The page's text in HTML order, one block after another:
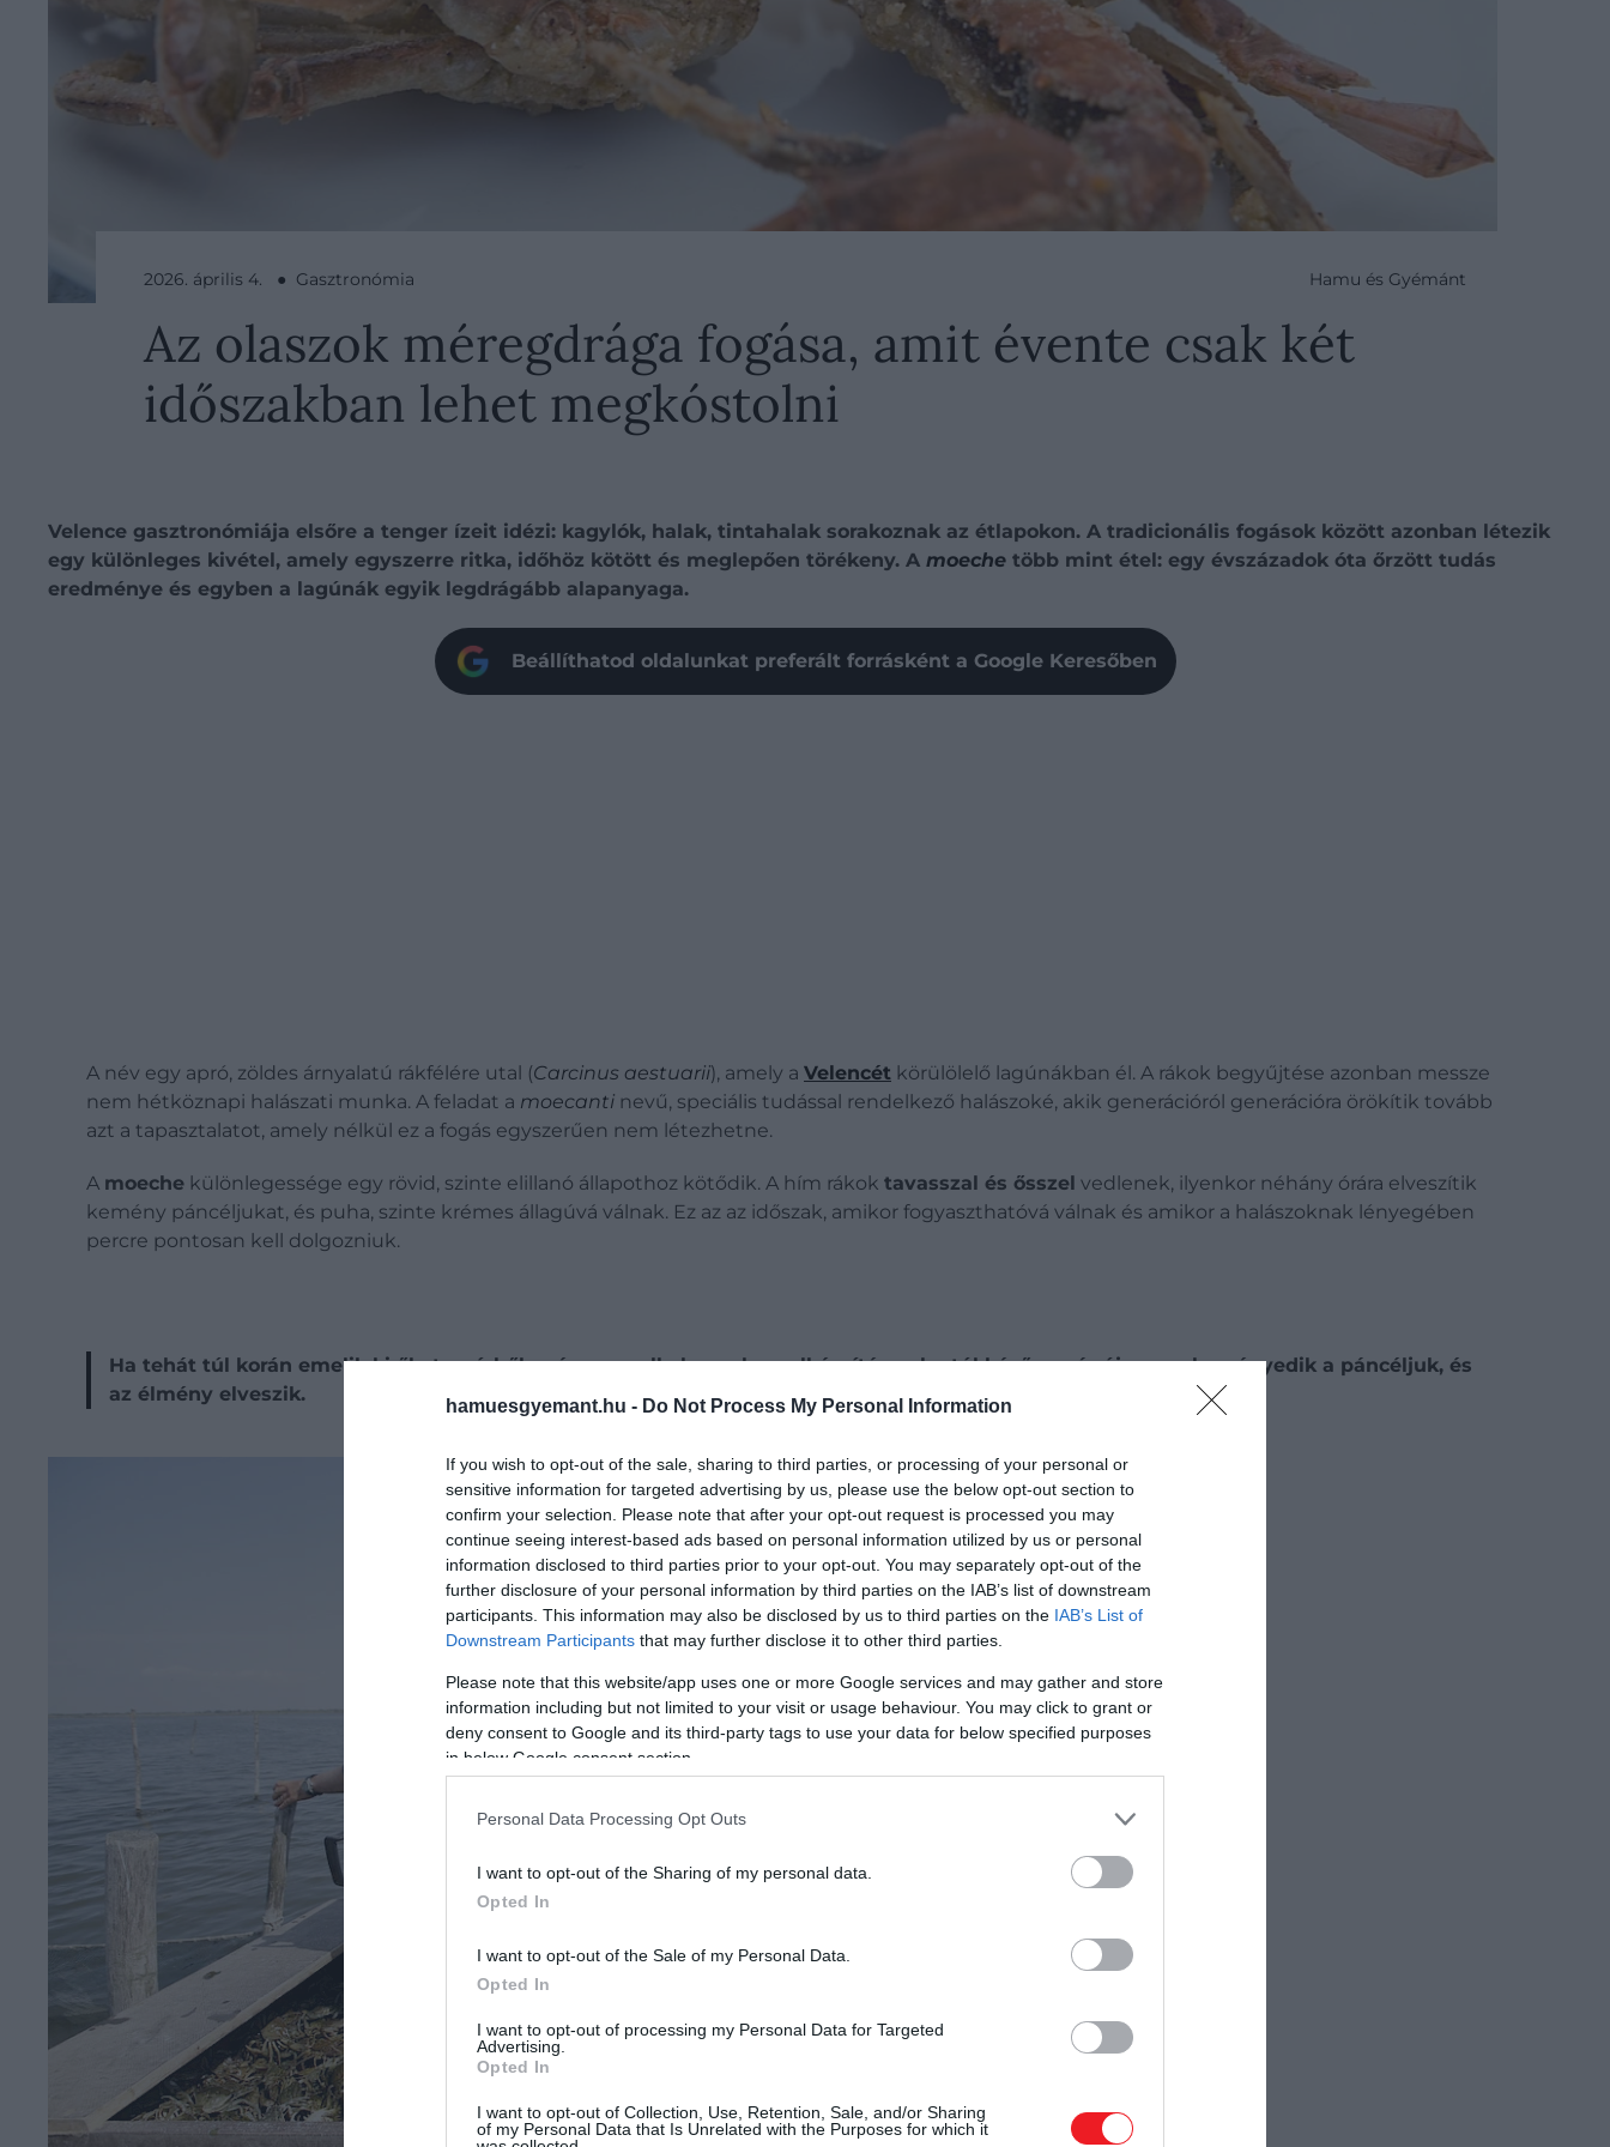
hamuesgyemant.hu - Do Not Process My Personal Information
If you wish to opt-out of the sale, sharing to third parties, or processing of your personal or
sensitive information for targeted advertising by us, please use the below opt-out section to
confirm your selection. Please note that after your opt-out request is processed you may
continue seeing interest-based ads based on personal information utilized by us or personal
information disclosed to third parties prior to your opt-out. You may separately opt-out of the
further disclosure of your personal information by third parties on the IAB’s list of downstream
participants. This information may also be disclosed by us to third parties on the IAB’s List of
Downstream Participants that may further disclose it to other third parties.
Please note that this website/app uses one or more Google services and may gather and store
information including but not limited to your visit or usage behaviour. You may click to grant or
deny consent to Google and its third-party tags to use your data for below specified purposes
in below Google consent section.
Personal Data Processing Opt Outs
I want to opt-out of the Sharing of my personal data.
Opted In
I want to opt-out of the Sale of my Personal Data.
Opted In
I want to opt-out of processing my Personal Data for Targeted
Advertising.
Opted In
I want to opt-out of Collection, Use, Retention, Sale, and/or Sharing
of my Personal Data that Is Unrelated with the Purposes for which it
2026. április 4. ● Gasztronómia Hamu és Gyémánt
Az olaszok méregdrága fogása, amit évente csak két
időszakban lehet megkóstolni
Velence gasztronómiája elsőre a tenger ízeit idézi: kagylók, halak, tintahalak sorakoznak az étlapokon. A tradicionális fogások között azonban létezik
egy különleges kivétel, amely egyszerre ritka, időhöz kötött és meglepően törékeny. A moeche több mint étel: egy évszázadok óta őrzött tudás
eredménye és egyben a lagúnák egyik legdrágább alapanyaga.
Beállíthatod oldalunkat preferált forrásként a Google Keresőben
A név egy apró, zöldes árnyalatú rákfélére utal (Carcinus aestuarii), amely a Velencét körülölelő lagúnákban él. A rákok begyűjtése azonban messze
nem hétköznapi halászati munka. A feladat a moecanti nevű, speciális tudással rendelkező halászoké, akik generációról generációra örökítik tovább
azt a tapasztalatot, amely nélkül ez a fogás egyszerűen nem létezhetne.
A moeche különlegessége egy rövid, szinte elillanó állapothoz kötődik. A hím rákok tavasszal és ősszel vedlenek, ilyenkor néhány órára elveszítik
kemény páncéljukat, és puha, szinte krémes állagúvá válnak. Ez az az időszak, amikor fogyaszthatóvá válnak és amikor a halászoknak lényegében
percre pontosan kell dolgozniuk.
Ha tehát túl korán emelik ki őket a vízből, még nem alkalmasak az elkészítésre; ha túl későn, már újra megkeményedik a páncéljuk, és
az élmény elveszik.